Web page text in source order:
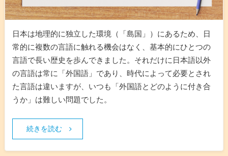
日本は地理的に独立した環境（「島国」）にあるため、日
常的に複数の言語に触れる機会はなく、基本的にひとつの
言語で長い歴史を歩んできました。それだけに日本語以外
の言語は常に「外国語」であり、時代によって必要とされ
た言語は違いますが、いつも「外国語とどのように付き合
うか」は難しい問題でした。
続きを読む